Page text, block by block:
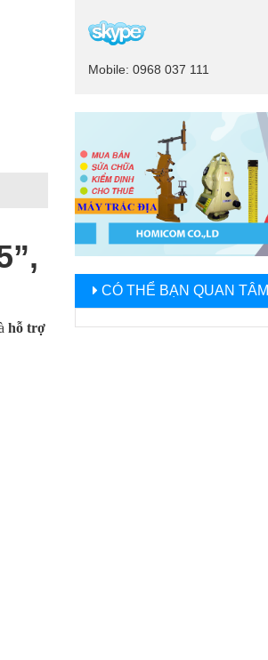
hỗ trợ
Mobile: 0968 037 111
CÓ THỂ BẠN QUAN TÂM